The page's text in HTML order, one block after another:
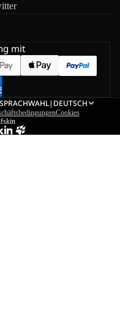
mit
| DEUTSCH
Cookies